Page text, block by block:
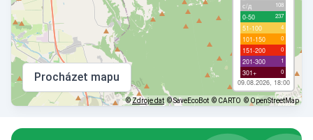
с/д 108
0-50 237
51-100 4
101-150 0
151-200 0
201-300 1
301+ 0
09.08.2026, 18:00
Procházet mapu
©Zdroje dat © SaveEcoBot © CARTO © OpenStreetMap